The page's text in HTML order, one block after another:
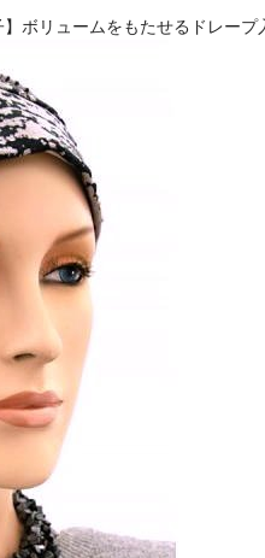
】ボリュームをもたせるドレー